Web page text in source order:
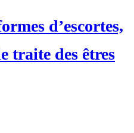
d’escortes,
traite des êtres